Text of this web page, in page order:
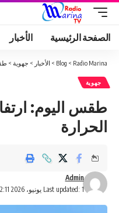
الصفحة الرئيسية الأخبار
Radio Marina
>
Blog
> الأخبار > جهوية >
جهوية
طقس اليوم:
الحرارة
Last updated: 1 يونيو، 2026 12:11 م
Admin